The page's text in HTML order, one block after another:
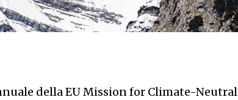
della EU Mission for Climate-Neutral